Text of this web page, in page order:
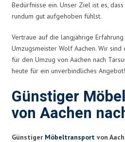
Bedürfnisse ein. Unser Ziel ist es,
rundum gut aufgehoben fühlst.
Vertraue auf die langjährige
Umzugsmeister Wolf Aachen. Wir
für den Umzug von Aachen nach
heute für ein unverbindliches Angebot!
Günstiger
von Aachen
Günstiger Möbeltransport von